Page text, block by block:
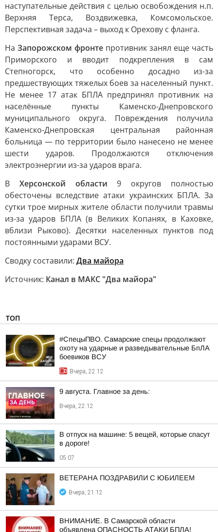
наступательные действия с целью освобождения н.п.
Верхняя Терса, Воздвижевка, Комсомольское.
Перспективная задача – выход к Орехову с фланга.
На Запорожском фронте противник занял еще часть
Приморского и вводит подкрепления в сам
Степногорск, что особенно досадно из-за
предшествующих тяжелых боев за населенный пункт.
Не менее 17 атак БПЛА предпринял противник на
населённые пункты Каменско-Днепровского
муниципального округа. Повреждения получила
Каменско-Днепровская центральная районная
больница — по территории было нанесено не менее
шести ударов. Продолжаются отключения
электроэнергии из-за ударов врага.
В Херсонской области 9 округов полностью
обесточены вследствие атаки украинских БПЛА. За
сутки трое мирных жителе области получили травмы
из-за ударов БПЛА (в Великих Копанях, в Каховке,
вблизи Рыково). Десятки населенных пунктов под
постоянными ударами ВСУ.
Сводку составили: Два майора
Источник: Канал в МАКС "Два майора"
ТОП
#СпецыПВО. Самарские спецы продолжают
охоту на ударные и разведывательные БпЛА
боевиков ВСУ
Вчера, 22:12
9 августа. Главное за день:
Вчера, 22:12
В отпуск на машине: 5 вещей, которые спасут
в дороге!
05:07
ВЕТЕРАНА ПОЗДРАВИЛИ С ЮБИЛЕЕМ
Вчера, 21:12
ВНИМАНИЕ. В Самарской области
объявлена ОПАСНОСТЬ АТАКИ БПЛА!